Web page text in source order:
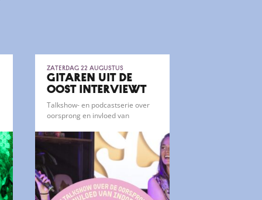
zaterdag 22 augustus
GITAREN UIT DE
OOST INTERVIEWT
FARADAYS
Talkshow- en podcastserie over
oorsprong en invloed van